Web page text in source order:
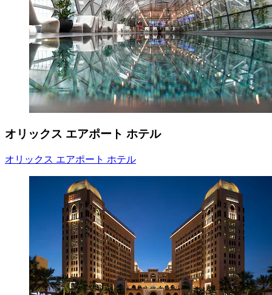
オリックス エアポート ホテル
オリックス エアポート ホテル